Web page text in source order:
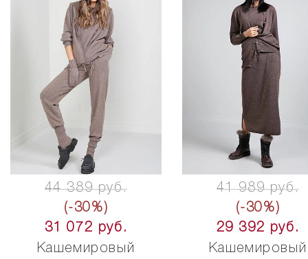
44 389 руб.
(-30%)
31 072 руб.
Кашемировый
41 989 руб.
(-30%)
29 392 руб.
Кашемировый